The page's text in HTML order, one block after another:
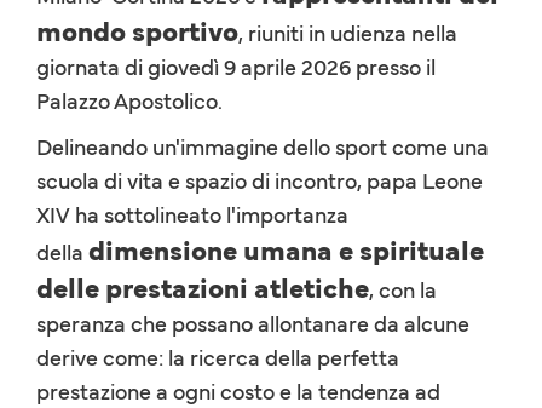
mondo sportivo, riuniti in udienza nella
giornata di giovedì 9 aprile 2026 presso il
Palazzo Apostolico.
Delineando un'immagine dello sport come una
scuola di vita e spazio di incontro, papa Leone
XIV ha sottolineato l'importanza
della dimensione umana e spirituale
delle prestazioni atletiche, con la
speranza che possano allontanare da alcune
derive come: la ricerca della perfetta
prestazione a ogni costo e la tendenza ad